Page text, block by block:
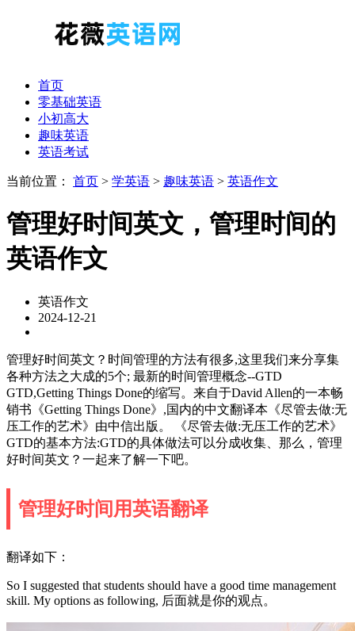
首页
零基础英语
小初高大
趣味英语
英语考试
当前位置： 首页 > 学英语 > 趣味英语 > 英语作文
管理好时间英文，管理时间的
英语作文
英语作文
2024-12-21
管理好时间英文？时间管理的方法有很多,这里我们来分享集
各种方法之大成的5个; 最新的时间管理概念--GTD
GTD,Getting Things Done的缩写。来自于David Allen的一本畅
销书《Getting Things Done》,国内的中文翻译本《尽管去做:无
压工作的艺术》由中信出版。 《尽管去做:无压工作的艺术》
GTD的基本方法:GTD的具体做法可以分成收集、那么，管理
好时间英文？一起来了解一下吧。
管理好时间用英语翻译
翻译如下：
So I suggested that students should have a good time management
skill. My options as following, 后面就是你的观点。